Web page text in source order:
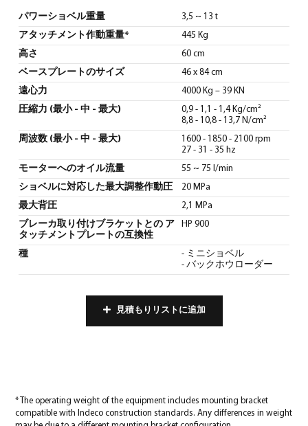
パワーショベル重量 3,5 ~ 13 t
アタッチメント作動重量* 445 Kg
高さ 60 cm
ベースプレートのサイズ 46 x 84 cm
遠心力 4000 Kg – 39 KN
圧縮力 (最小 - 中 - 最大)
0,9 - 1,1 - 1,4 Kg/cm²
8,8 - 10,8 - 13,7 N/cm²
周波数 (最小 - 中 - 最大)
1600 - 1850 - 2100 rpm
27 - 31 - 35 hz
モーターへのオイル流量 55 ~ 75 l/min
ショベルに対応した最大調整作動圧 20 MPa
最大背圧 2,1 MPa
ブレーカ取り付けブラケットとの ア
タッチメントプレートの互換性
HP 900
種
- ミニショベル
- バックホウローダー
見積もりリストに追加
* The operating weight of the equipment includes mounting bracket
compatible with Indeco construction standards. Any differences in weight